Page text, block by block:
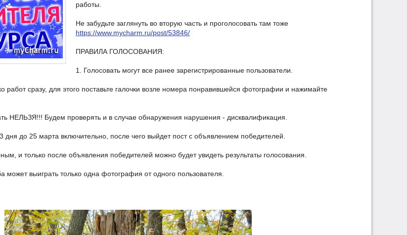
работы.
Не забудьте заглянуть во вторую часть и проголосовать там тоже
https://www.mycharm.ru/post/53846/
ПРАВИЛА ГОЛОСОВАНИЯ:
1. Голосовать могут все ранее зарегистрированные пользователи.
работ сразу, для этого поставьте галочки возле номера понравившейся фотографии и нажимайте
НЕЛЬЗЯ!!! Будем проверять и в случае обнаружения нарушения - дисквалификация.
дня до 25 марта включительно, после чего выйдет пост с объявлением победителей.
и только после объявления победителей можно будет увидеть результаты голосования.
выиграть только одна фотография от одного пользователя.